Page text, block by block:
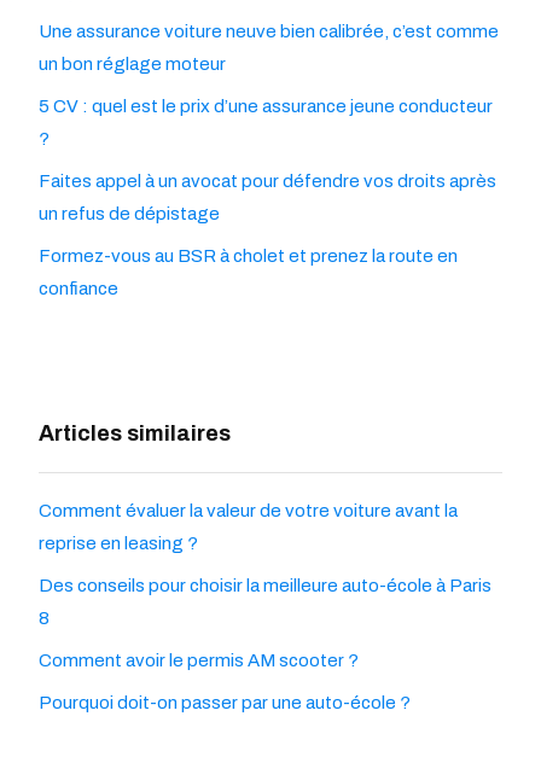
Une assurance voiture neuve bien calibrée, c’est comme
un bon réglage moteur
5 CV : quel est le prix d’une assurance jeune conducteur
?
Faites appel à un avocat pour défendre vos droits après
un refus de dépistage
Formez-vous au BSR à cholet et prenez la route en
confiance
Articles similaires
Comment évaluer la valeur de votre voiture avant la
reprise en leasing ?
Des conseils pour choisir la meilleure auto-école à Paris
8
Comment avoir le permis AM scooter ?
Pourquoi doit-on passer par une auto-école ?